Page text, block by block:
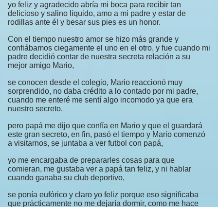
yo feliz y agradecido abría mi boca para recibir tan
delicioso y salino líquido, amo a mi padre y estar de
rodillas ante él y besar sus pies es un honor.
Con el tiempo nuestro amor se hizo más grande y
confiábamos ciegamente el uno en el otro, y fue cuando mi
padre decidió contar de nuestra secreta relación a su
mejor amigo Mario,
se conocen desde el colegio, Mario reaccionó muy
sorprendido, no daba crédito a lo contado por mi padre,
cuando me enteré me sentí algo incomodo ya que era
nuestro secreto,
pero papá me dijo que confía en Mario y que el guardará
este gran secreto, en fin, pasó el tiempo y Mario comenzó
a visitarnos, se juntaba a ver futbol con papá,
yo me encargaba de prepararles cosas para que
comieran, me gustaba ver a papá tan feliz, y ni hablar
cuando ganaba su club deportivo,
se ponía eufórico y claro yo feliz porque eso significaba
que prácticamente no me dejaría dormir, como me hace